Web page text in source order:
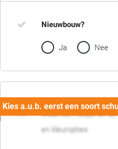
Nieuwbouw?
Ja Nee
02. Motief en kleur
Maak een keuze uit
en kleuropties